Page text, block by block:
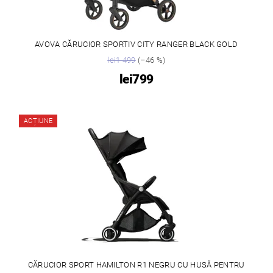
AVOVA CĂRUCIOR SPORTIV CITY RANGER BLACK GOLD
lei1 499(–46 %)
lei799
ACȚIUNE
CĂRUCIOR SPORT HAMILTON R1 NEGRU CU HUSĂ PENTRU